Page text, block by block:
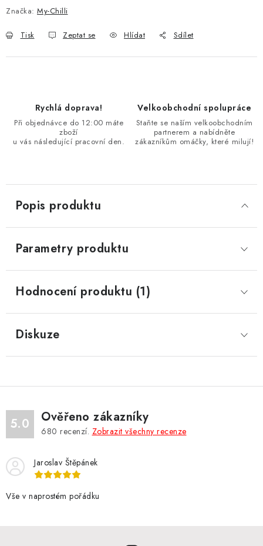
Značka: My-Chilli
Tisk Zeptat se Hlídat Sdílet
Rychlá doprava!
Při objednávce do 12:00 máte
zboží
u vás následující pracovní den.
Velkoobchodní spolupráce
Staňte se naším velkoobchodním
partnerem a nabídněte
zákazníkům omáčky, které milují!
Popis produktu
Parametry produktu
Hodnocení produktu (1)
Diskuze
5.0 Ověřeno zákazníky
680 recenzí. Zobrazit všechny recenze
Jaroslav Štěpánek
Vše v naprostém pořádku